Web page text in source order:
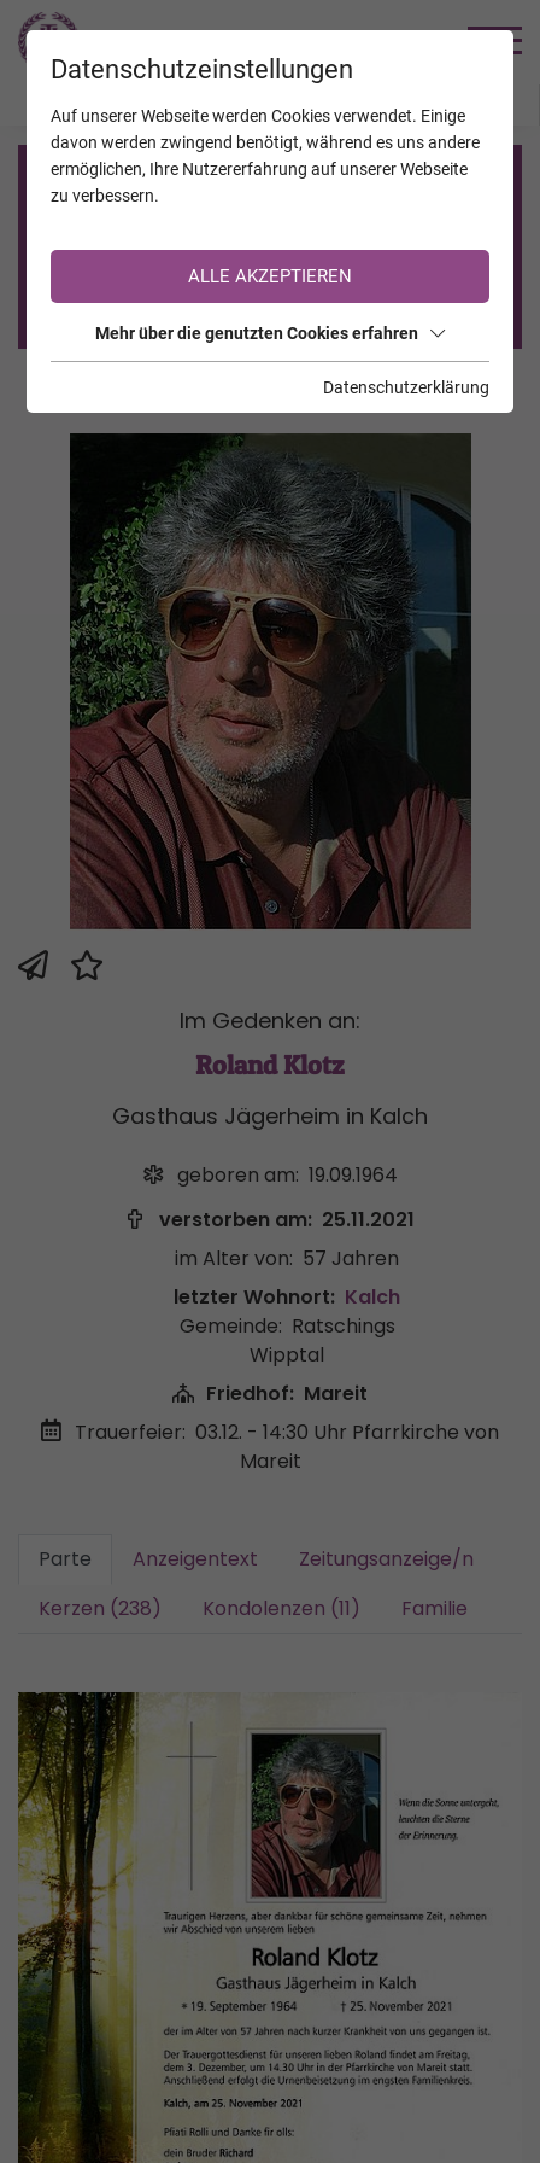
Registrierung auf TrauerHilfe.it
Sie sind noch nicht auf TrauerHilfe.it registriert?
>> zur kostenlosen Registrierung <<
Im Gedenken an:
Roland Klotz
Gasthaus Jägerheim in Kalch
geboren am: 19.09.1964
verstorben am: 25.11.2021
im Alter von: 57 Jahren
letzter Wohnort: Kalch
Gemeinde: Ratschings
Wipptal
Friedhof: Mareit
Trauerfeier: 03.12. - 14:30 Uhr Pfarrkirche von
Mareit
Parte Anzeigentext
Zeitungsanzeige/n
Kerzen (238)
Kondolenzen (11) Familie
Datenschutzeinstellungen
Auf unserer Webseite werden Cookies verwendet. Einige
davon werden zwingend benötigt, während es uns andere
ermöglichen, Ihre Nutzererfahrung auf unserer Webseite
zu verbessern.
ALLE AKZEPTIEREN
Mehr über die genutzten Cookies erfahren
Datenschutzerklärung
JAHRESTAGE KALENDER VERSTORBENE